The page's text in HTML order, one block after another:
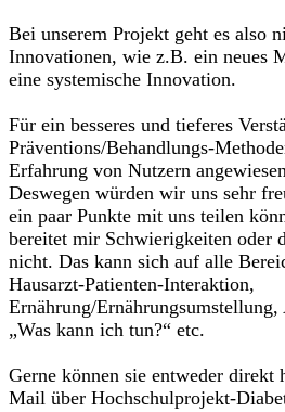
Bei unserem Projekt geht es also
Innovationen, wie z.B. ein neues
eine systemische Innovation.
Für ein besseres und tieferes
Präventions/Behandlungs-
Erfahrung von Nutzern
Deswegen würden wir uns sehr
ein paar Punkte mit uns teilen
bereitet mir Schwierigkeiten oder
nicht. Das kann sich auf alle
Hausarzt-Patienten-Interaktion,
Ernährung/
„Was kann ich tun?“ etc.
Gerne können sie entweder direkt
Mail über Hochschulprojekt-